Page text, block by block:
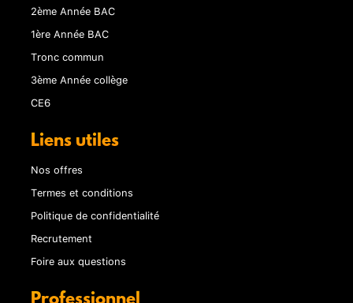
2ème Année BAC
1ère Année BAC
Tronc commun
3ème Année collège
CE6
Liens utiles
Nos offres
Termes et conditions
Politique de confidentialité
Recrutement
Foire aux questions